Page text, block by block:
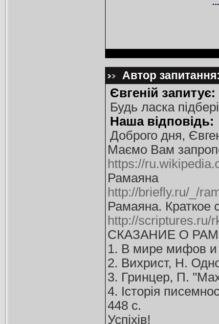
Автор
Євгеній запитує:
Будь ласка
Наша відповідь:
Доброго дня,
Маємо Вам
https://
Рамаяна
http://briefly.ru/_/
Рамаяна. Краткое
http://scriptures.ru/
СКАЗАНИЕ О
1. В мире мифов и
2. Вихрист, Н.
3. Гринцер, П.
4. Історія
448 с.
Успіхів!